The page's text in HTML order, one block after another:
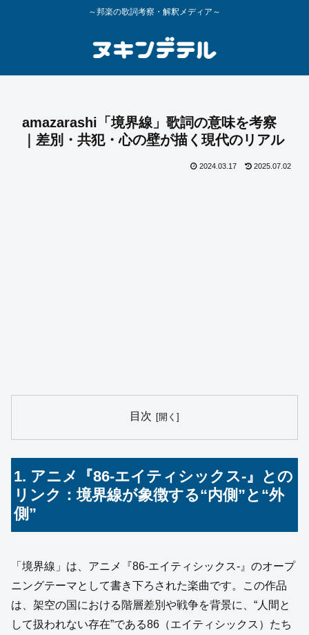
～邦楽の歌詞考察・解釈メディア～
amazarashi「境界線」歌詞の意味を考察
｜差別・共犯・心の壁が描く現代のリアル
2024.03.17 2025.07.02
目次
1. アニメ『86‑エイティシックス‑』との
リンク：境界線が象徴する“内側”と“外
側”
「境界線」は、アニメ『86-エイティシックス-』のオープ
ニングテーマとして書き下ろされた楽曲です。この作品
は、架空の国における階層差別や戦争を背景に、“人間と
して扱われない存在”である86（エイティシックス）たち